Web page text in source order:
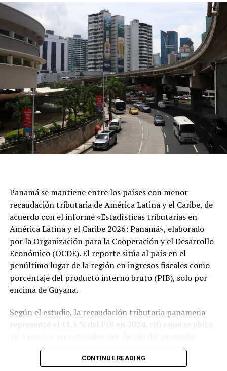
Panamá se mantiene entre los países con menor
recaudación tributaria de América Latina y el Caribe, de
acuerdo con el informe «Estadísticas tributarias en
América Latina y el Caribe 2026: Panamá», elaborado
por la Organización para la Cooperación y el Desarrollo
Económico (OCDE). El reporte sitúa al país en el
penúltimo lugar de la región en ingresos fiscales como
porcentaje del producto interno bruto (PIB), solo por
encima de Guyana.
Según el estudio, la recaudación tributaria panameña
representó el 11.3 % del PIB en 2024, cifra que se ubica
regional, que alcanzó el 21.7 %, y muy distante del
promedio de los países miembros de la OCDE, que fue
CONTINUE READING